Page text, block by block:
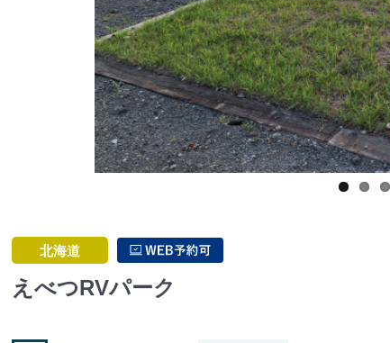
北海道
えべつRVパーク